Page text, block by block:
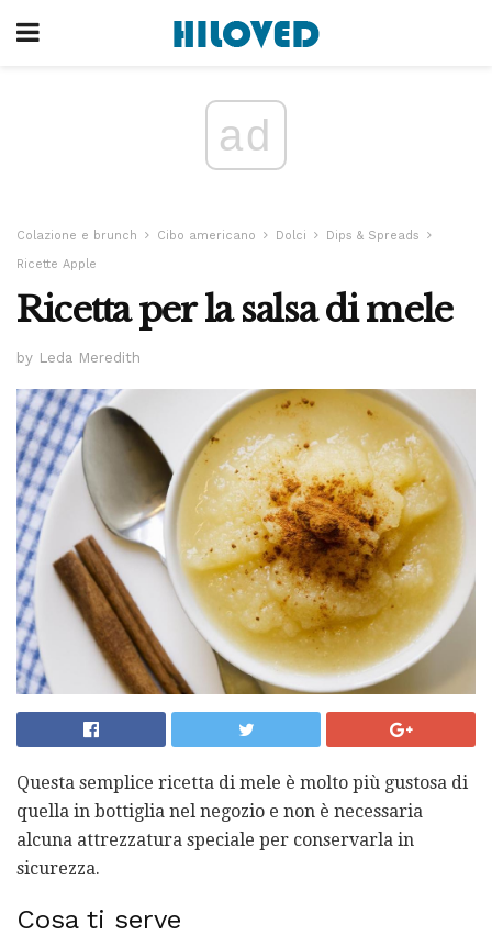
ad
Colazione e brunch Cibo americano Dolci
Dips & Spreads
Ricette Apple
Ricetta per la salsa di mele
by Leda Meredith
Questa semplice ricetta di mele è molto più gustosa di
quella in bottiglia nel negozio e non è necessaria
alcuna attrezzatura speciale per conservarla in
sicurezza.
Cosa ti serve